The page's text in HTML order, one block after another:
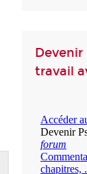
travail